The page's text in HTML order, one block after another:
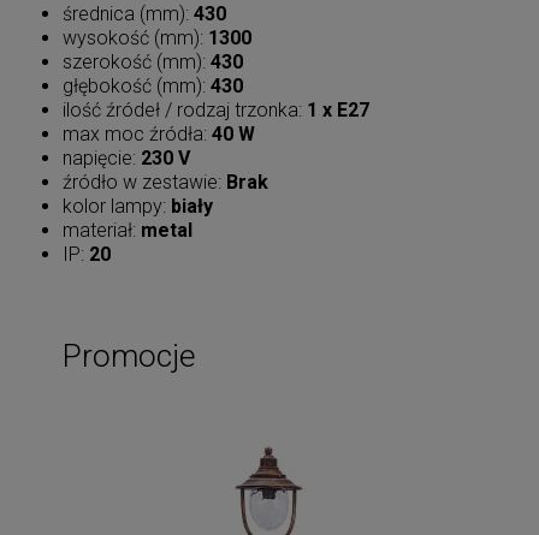
średnica (mm): 430
wysokość (mm): 1300
szerokość (mm): 430
głębokość (mm): 430
ilość źródeł / rodzaj trzonka: 1 x E27
max moc źródła: 40 W
napięcie: 230 V
źródło w zestawie: Brak
kolor lampy: biały
materiał: metal
IP: 20
Promocje